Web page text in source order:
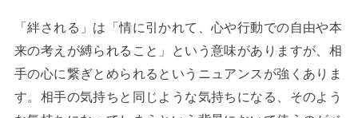
「絆される」は「情に引かれて、心や行動での自由や本
来の考えが縛られること」という意味がありますが、相
手の心に繋ぎとめられるというニュアンスが強くありま
す。相手の気持ちと同じような気持ちになる、そのよう